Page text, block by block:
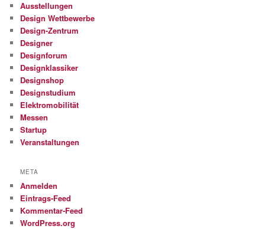
Ausstellungen
Design Wettbewerbe
Design-Zentrum
Designer
Designforum
Designklassiker
Designshop
Designstudium
Elektromobilität
Messen
Startup
Veranstaltungen
META
Anmelden
Eintrags-Feed
Kommentar-Feed
WordPress.org